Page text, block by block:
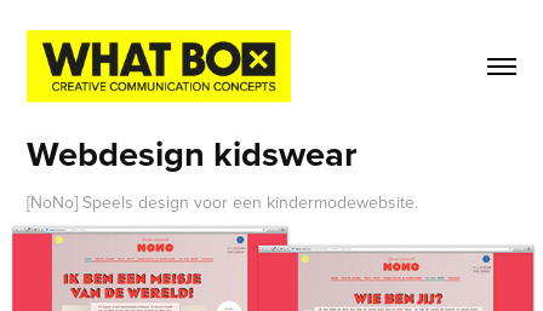
Webdesign kidswear
[NoNo] Speels design voor een kindermodewebsite.